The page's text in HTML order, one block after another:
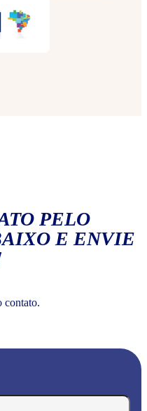
PELO
E ENVIE
contato.